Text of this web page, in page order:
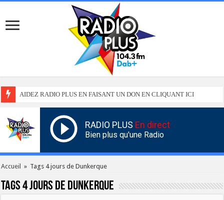
AIDEZ RADIO PLUS EN FAISANT UN DON EN CLIQUANT ICI
RADIO PLUS En direct
Bien plus qu'une Radio
Accueil » Tags 4 jours de Dunkerque
Tags4 jours de Dunkerque